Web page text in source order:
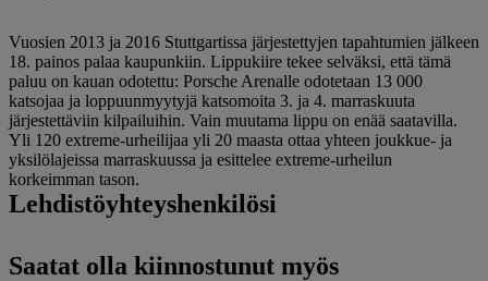
Vuosien 2013 ja 2016 Stuttgartissa järjestettyjen tapahtumien jälkeen
18. painos palaa kaupunkiin. Lippukiire tekee selväksi, että tämä
paluu on kauan odotettu: Porsche Arenalle odotetaan 13 000
katsojaa ja loppuunmyytyjä katsomoita 3. ja 4. marraskuuta
järjestettäviin kilpailuihin. Vain muutama lippu on enää saatavilla.
Yli 120 extreme-urheilijaa yli 20 maasta ottaa yhteen joukkue- ja
yksilölajeissa marraskuussa ja esittelee extreme-urheilun
korkeimman tason.
Lehdistöyhteyshenkilösi
Saatat olla kiinnostunut myös